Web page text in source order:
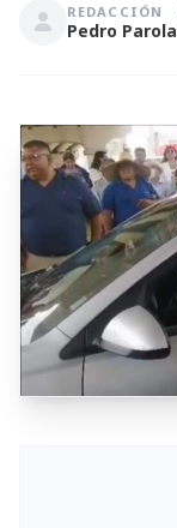
REDACCIÓN
Pedro Parola